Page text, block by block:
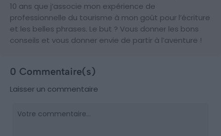
10 ans que j’associe mon expérience de
professionnelle du tourisme à mon goût pour l’écriture
et les belles phrases. Le but ? Vous donner les bons
conseils et vous donner envie de partir à l’aventure !
0 Commentaire(s)
Laisser un commentaire